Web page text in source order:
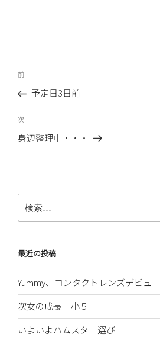
投
ナ
ビ
ゲ
ン
前
の
稿
前
予定日3日前
次
の
次
身辺整理中・・・
索:
最近の投稿
Yummy、コンタクトレンズデビュー
次女の成長 小５
いよいよハムスター選び